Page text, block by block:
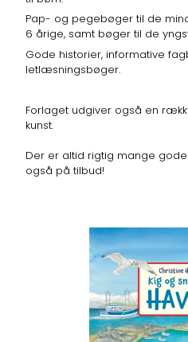
Pap- og pegebøger til de
6 årige, samt bøger til de
Gode historier, informative
letlæsningsbøger.
Forlaget udgiver også en
kunst.
Der er altid rigtig mange
også på tilbud!